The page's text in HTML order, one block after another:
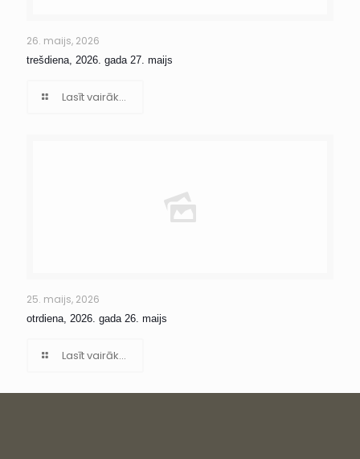
26. maijs, 2026
trešdiena, 2026. gada 27. maijs
Lasīt vairāk...
25. maijs, 2026
otrdiena, 2026. gada 26. maijs
Lasīt vairāk...